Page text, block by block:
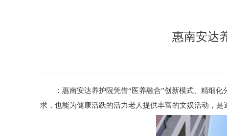
惠南安达
：惠南安达养护院凭借“医养融合”创新模式、精细化
求，也能为健康活跃的活力老人提供丰富的文娱活动，是